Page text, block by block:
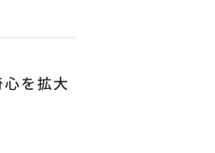
を拡大